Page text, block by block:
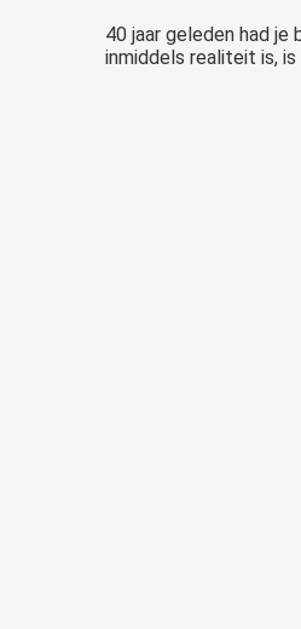
40 jaar geleden had je
inmiddels realiteit is, is